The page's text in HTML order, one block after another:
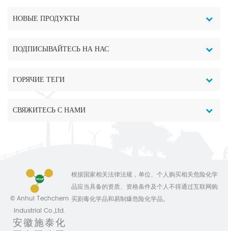
НОВЫЕ ПРОДУКТЫ
ПОДПИСЫВАЙТЕСЬ НА НАС
ГОРЯЧИЕ ТЕГИ
СВЯЖИТЕСЬ С НАМИ
© Anhui Techchem
Industrial Co.,Ltd.
安徽施泰化
根据国家相关法律法规，单位、个人购买相关危险化学
品应当具备的资质、资格条件及个人不得通过互联网购
买剧毒化学品和易制爆危险化学品。